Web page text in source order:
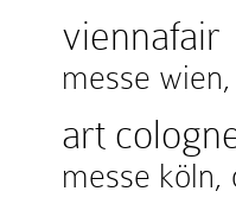
viennafair
messe
art
messe köln,